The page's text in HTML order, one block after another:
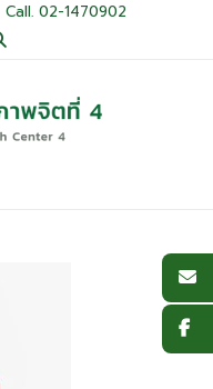
Call. 02-1470902